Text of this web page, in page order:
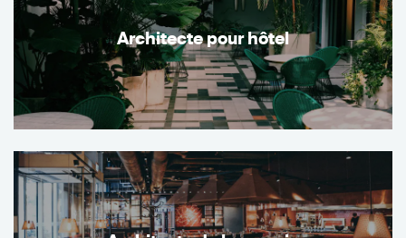
Architecte pour hôtel